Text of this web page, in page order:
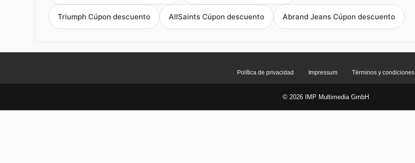
Triumph Cúpon descuento AllSaints Cúpon descuento Abrand Jeans Cúpon descuento
Política de privacidad Impressum Términos y condiciones
© 2026 IMP Multimedia GmbH